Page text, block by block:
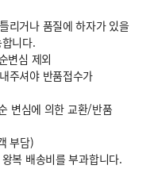
리거나 품질에 하자가 있을
니다.
변심 제외
주셔야 반품접수가
변심에 의한 교환/반품
부담)
복 배송비를 부과합니다.